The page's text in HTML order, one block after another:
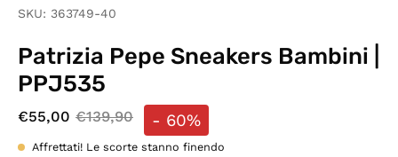
SKU: 363749-40
Patrizia Pepe Sneakers Bambini |
PPJ535
€55,00 €139,90 - 60%
Affrettati! Le scorte stanno finendo